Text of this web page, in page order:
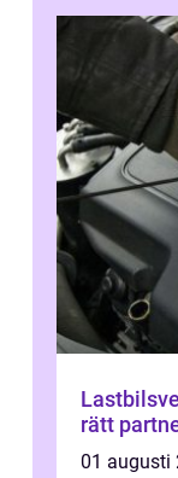
rätt
01 augusti